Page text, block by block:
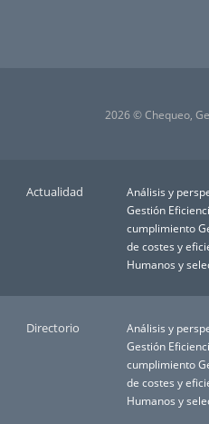
2026 © Chequeo,
Actualidad Análisis y
Gestión
cumplimiento
de costes y
Humanos y
Directorio Análisis y
Gestión
cumplimiento
de costes y
Humanos y